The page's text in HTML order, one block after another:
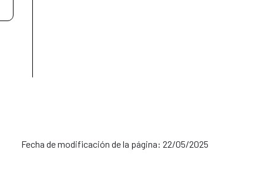
Fecha de modificación de la página: 22/05/2025